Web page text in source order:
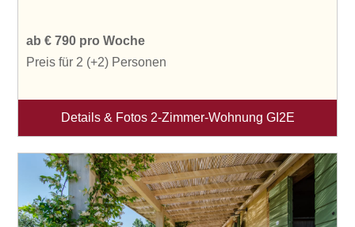
ab € 790 pro Woche
Preis für 2 (+2) Personen
Details & Fotos 2-Zimmer-Wohnung GI2E